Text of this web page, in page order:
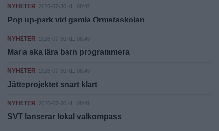
NYHETER 2026-07-30 KL. 08:47
Pop up-park vid gamla Ormstaskolan
NYHETER 2026-07-30 KL. 08:45
Maria ska lära barn programmera
NYHETER 2026-07-30 KL. 08:45
Jätteprojektet snart klart
NYHETER 2026-07-30 KL. 08:41
SVT lanserar lokal valkompass